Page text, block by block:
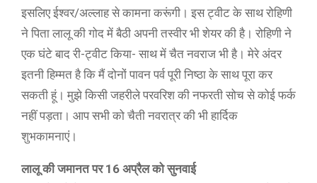
इसलिए ईश्वर/अल्लाह से कामना करूंगी। इस ट्वीट के साथ रोहिणी
ने पिता लालू की गोद में बैठी अपनी तस्वीर भी शेयर की है। रोहिणी ने
एक घंटे बाद री-ट्वीट किया- साथ में चैत नवराज भी है। मेरे अंदर
इतनी हिम्मत है कि मैं दोनों पावन पर्व पूरी निष्ठा के साथ पूरा कर
सकती हूं। मुझे किसी जहरीले परवरिश की नफरती सोच से कोई फर्क
नहीं पड़ता। आप सभी को चैती नवरात्र की भी हार्दिक
शुभकामनाएं।
लालू की जमानत पर 16 अप्रैल को सुनवाई